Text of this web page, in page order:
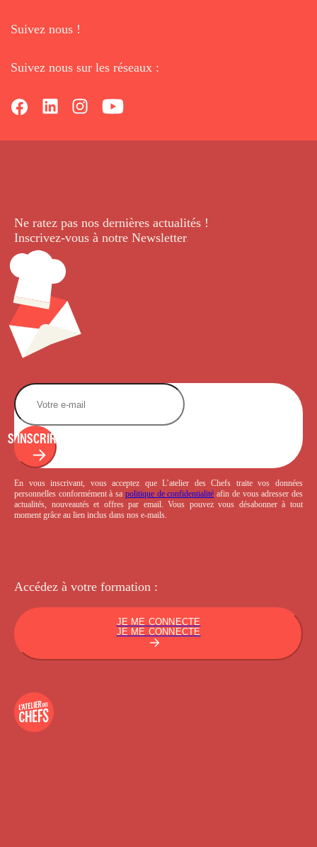
Suivez nous !
Suivez nous sur les réseaux :
Ne ratez pas nos dernières actualités !
Inscrivez-vous à notre Newsletter.
S'INSCRIRE
En vous inscrivant, vous acceptez que L’atelier des Chefs traite vos données
personnelles conformément à sa politique de confidentialité afin de vous adresser des
actualités, nouveautés et offres par email. Vous pouvez vous désabonner à tout
moment grâce au lien inclus dans nos e-mails.
Accédez à votre formation :
JE ME CONNECTE
JE ME CONNECTE